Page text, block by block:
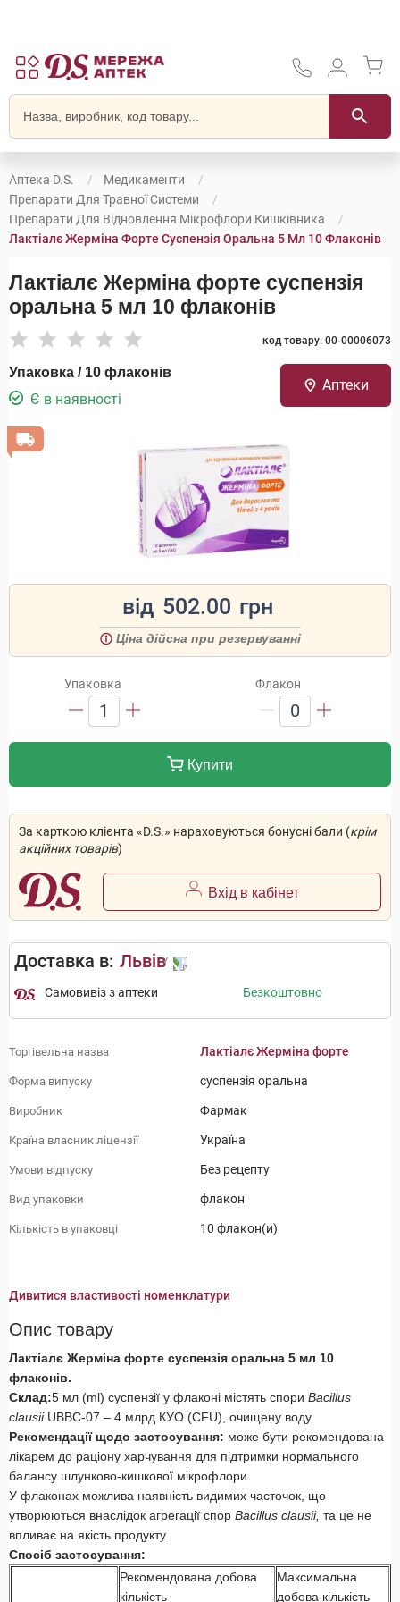
Аптека D.S.
Медикаменти
Препарати Для Травної Системи
Препарати Для Відновлення Мікрофлори Кишківника
Лактіалє Жерміна Форте Суспензія Оральна 5 Мл 10 Флаконів
Лактіалє Жерміна форте суспензія
оральна 5 мл 10 флаконів
код товару: 00-00006073
Упаковка / 10 флаконів
Є в наявності
Аптеки
від 502.00 грн
Ціна дійсна при резервуванні
Упаковка
1
Флакон
0
Купити
За карткою клієнта «D.S.» нараховуються бонусні бали (крім
акційних товарів)
Вхід в кабінет
Доставка в: Львів
Самовивіз з аптеки Безкоштовно
Торгівельна назва Лактіалє Жерміна форте
Форма випуску суспензія оральна
Виробник Фармак
Країна власник ліцензії Україна
Умови відпуску Без рецепту
Вид упаковки флакон
Кількість в упаковці 10 флакон(и)
Дивитися властивості номенклатури
Опис товару
Лактіалє Жерміна форте суспензія оральна 5 мл 10
флаконів.
Склад:5 мл (ml) суспензії у флаконі містять спори Bacillus
clausiiUBBC-07 – 4 млрд КУО (CFU), очищену воду.
Рекомендації щодо застосування: може бути рекомендована
лікарем до раціону харчування для підтримки нормального
балансу шлунково-кишкової мікрофлори.
У флаконах можлива наявність видимих часточок, що
утворюються внаслідок агрегації спор Bacillus clausii, та це не
впливає на якість продукту.
Спосіб застосування:
Рекомендована добова
кількість
Максимальна
добова кількість